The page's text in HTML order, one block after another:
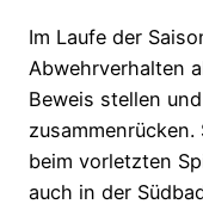
Im Laufe der
Abwehrverhalten
Beweis stellen
beim vorletzten
auch in der